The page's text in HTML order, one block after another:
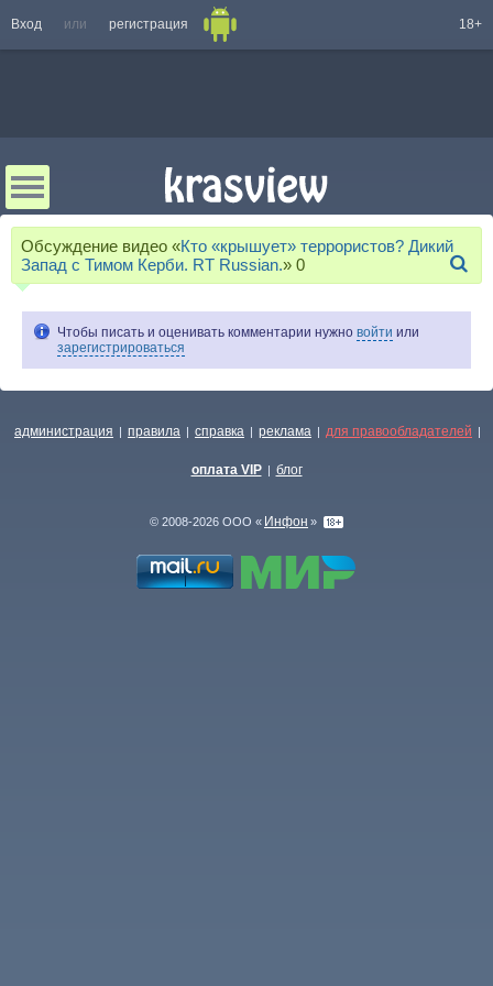
Вход или регистрация 18+
Обсуждение видео «Кто «крышует» террористов? Дикий
Запад с Тимом Керби. RT Russian.» 0
Чтобы писать и оценивать комментарии нужно войти или
зарегистрироваться
администрация | правила | справка | реклама | для правообладателей |
оплата VIP | блог
© 2008-2026 ООО « Инфон »